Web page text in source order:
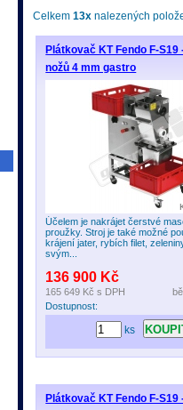
Celkem13x nalezených
Plátkovač KT Fendo F-S19
nožů 4 mm gastro
Účelem je nakrájet čerstvé
proužky. Stroj je také možné
krájení jater, rybích filet,
svým...
136 900 Kč
165 649 Kč s DPH
Dostupnost:
ks
Plátkovač KT Fendo F-S19